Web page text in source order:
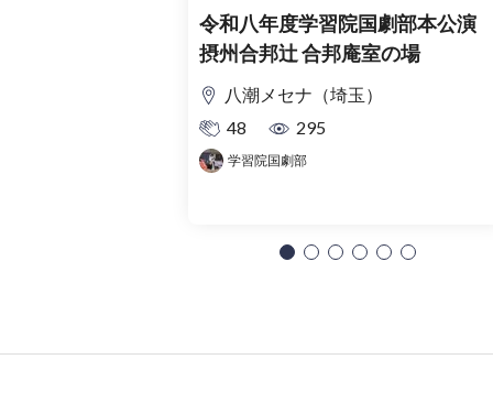
令和八年度学習院国劇部本公
摂州合邦辻 合邦庵室の場
八潮メセナ（埼玉）
48
295
学習院国劇部